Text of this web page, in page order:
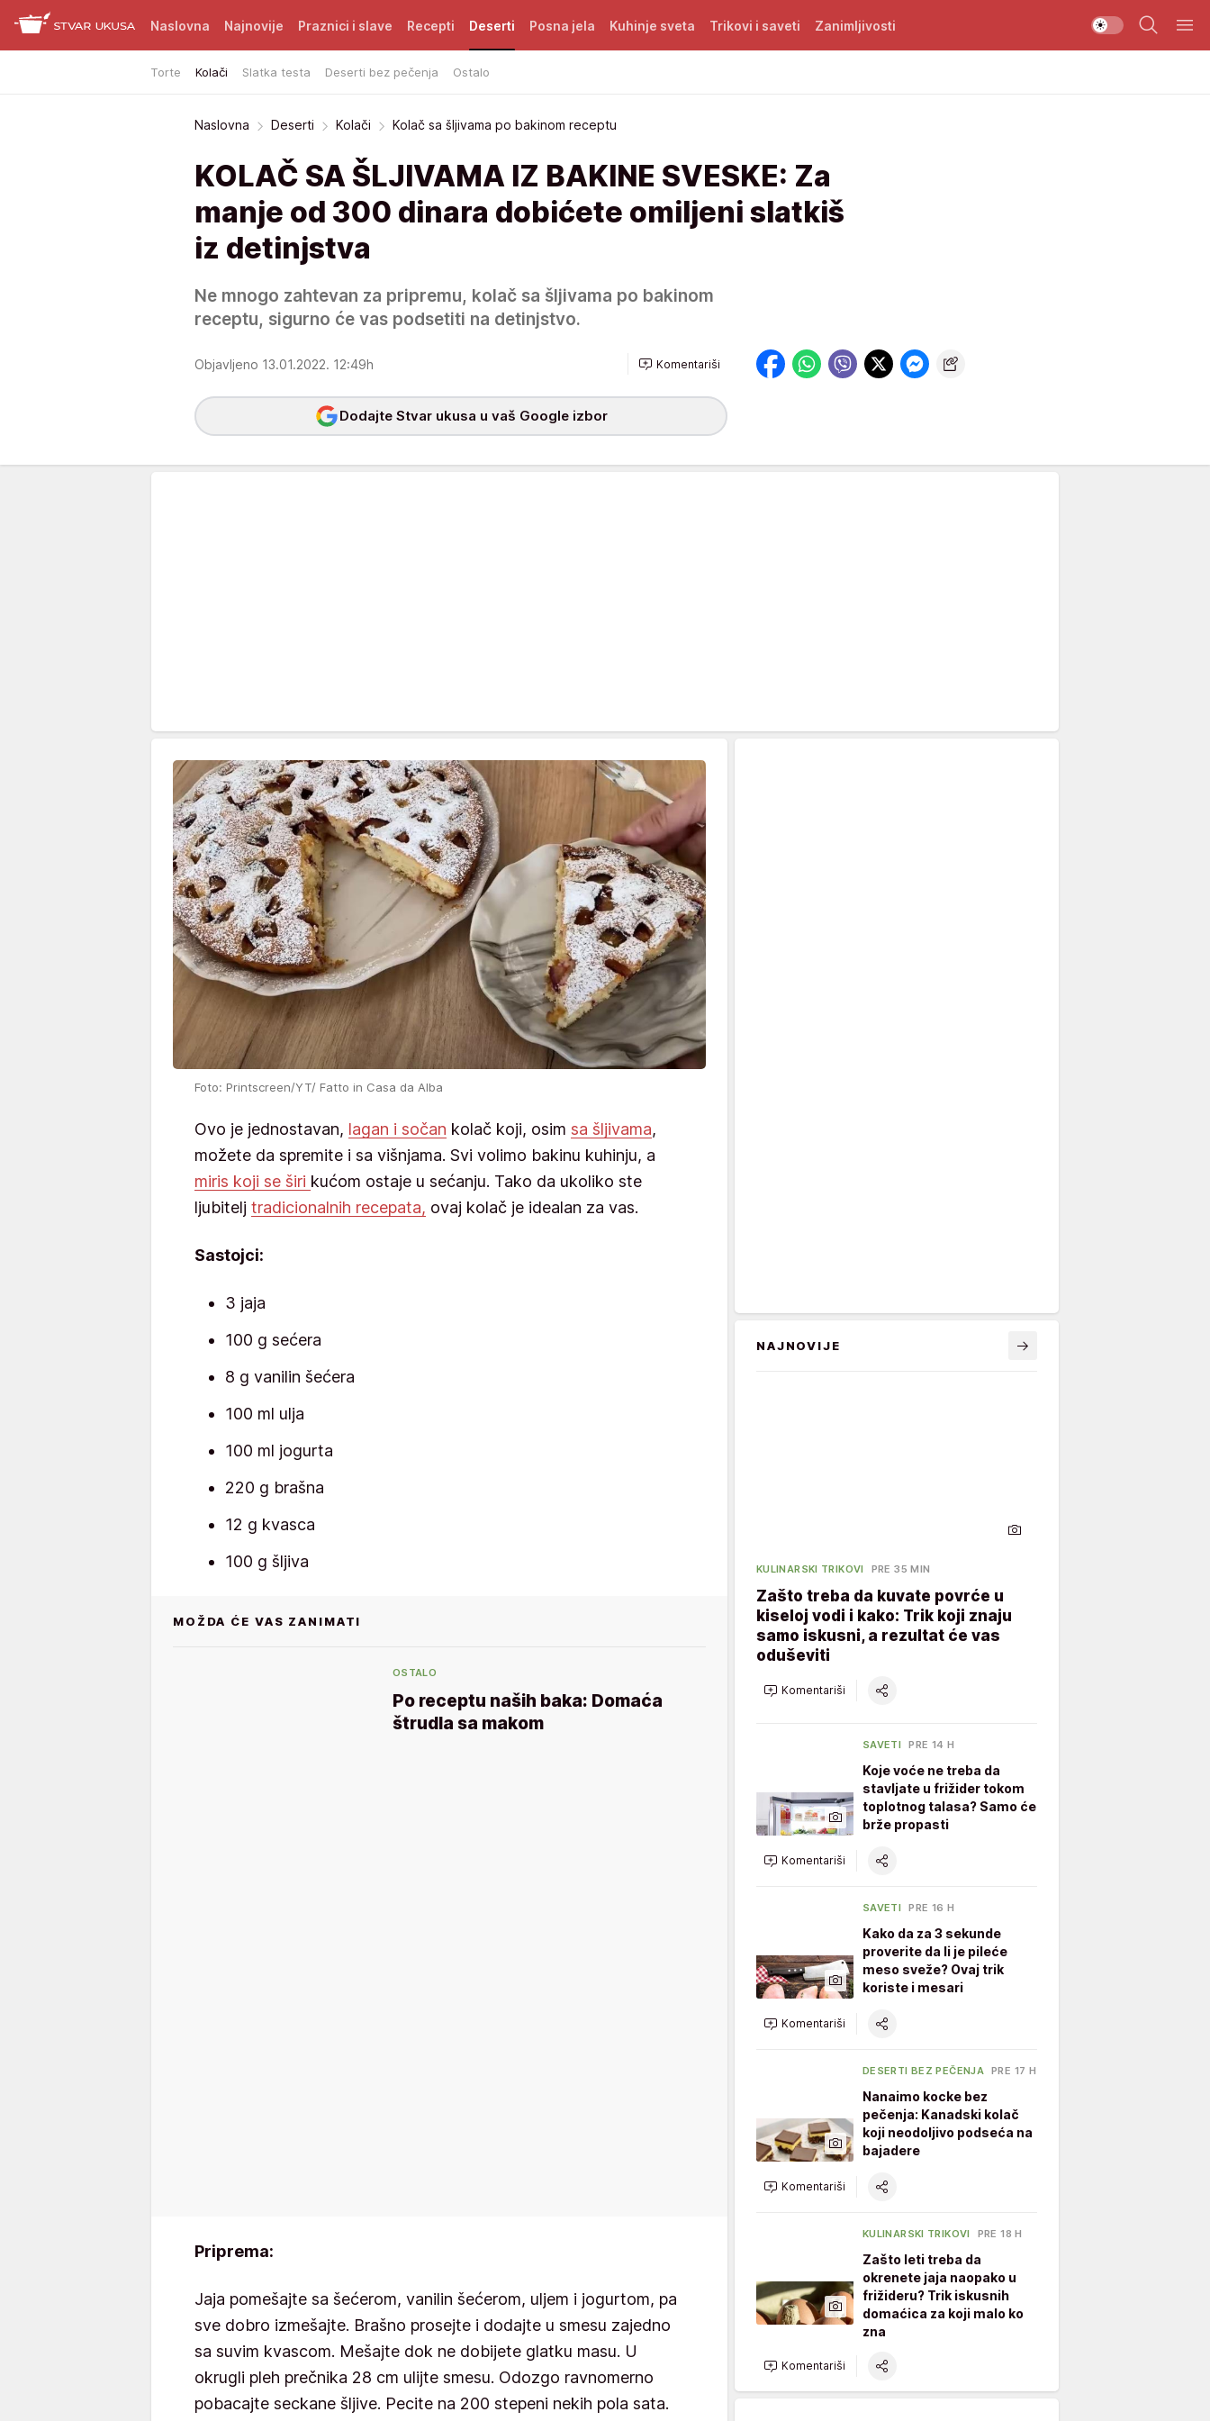
Naslovna Najnovije Praznici i slave Recepti Deserti
Torte Kolači Slatka testa Deserti bez pečenja Ostalo
Posna jela Kuhinje sveta Trikovi i saveti Zanimljivosti
Naslovna Deserti Kolači Kolač sa šljivama po bakinom receptu
KOLAČ SA ŠLJIVAMA IZ BAKINE SVESKE: Za
manje od 300 dinara dobićete omiljeni slatkiš
iz detinjstva
Ne mnogo zahtevan za pripremu, kolač sa šljivama po bakinom
receptu, sigurno će vas podsetiti na detinjstvo.
Objavljeno 13.01.2022. 12:49h Komentariši
Dodajte Stvar ukusa u vaš Google izbor
Foto: Printscreen/YT/ Fatto in Casa da Alba
Ovo je jednostavan, lagan i sočan kolač koji, osim sa šljivama,
možete da spremite i sa višnjama. Svi volimo bakinu kuhinju, a
miris koji se širi kućom ostaje u sećanju. Tako da ukoliko ste
ljubitelj tradicionalnih recepata, ovaj kolač je idealan za vas.
Sastojci:
3 jaja
100 g sećera
8 g vanilin šećera
100 ml ulja
100 ml jogurta
220 g brašna
12 g kvasca
100 g šljiva
MOŽDA ĆE VAS ZANIMATI
OSTALO
Po receptu naših baka: Domaća
štrudla sa makom
Priprema:
Jaja pomešajte sa šećerom, vanilin šećerom, uljem i jogurtom, pa
sve dobro izmešajte. Brašno prosejte i dodajte u smesu zajedno
sa suvim kvascom. Mešajte dok ne dobijete glatku masu. U
okrugli pleh prečnika 28 cm ulijte smesu. Odozgo ravnomerno
pobacajte seckane šljive. Pecite na 200 stepeni nekih pola sata.
NAJNOVIJE
KULINARSKI TRIKOVI PRE 35 MIN
Zašto treba da kuvate povrće u
kiseloj vodi i kako: Trik koji znaju
samo iskusni, a rezultat će vas
oduševiti
Komentariši
SAVETI PRE 14 H
Koje voće ne treba da
stavljate u frižider tokom
toplotnog talasa? Samo će
brže propasti
Komentariši
SAVETI PRE 16 H
Kako da za 3 sekunde
proverite da li je pileće
meso sveže? Ovaj trik
koriste i mesari
Komentariši
DESERTI BEZ PEČENJA PRE 17 H
Nanaimo kocke bez
pečenja: Kanadski kolač
koji neodoljivo podseća na
bajadere
Komentariši
KULINARSKI TRIKOVI PRE 18 H
Zašto leti treba da
okrenete jaja naopako u
frižideru? Trik iskusnih
domaćica za koji malo ko
zna
Komentariši